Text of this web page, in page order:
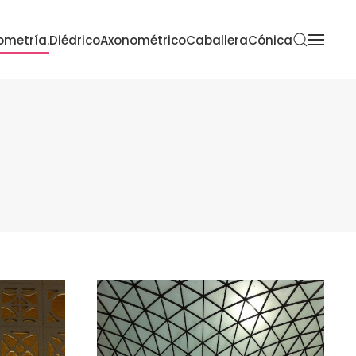
DiédricoAxonométricoCaballeraCónica